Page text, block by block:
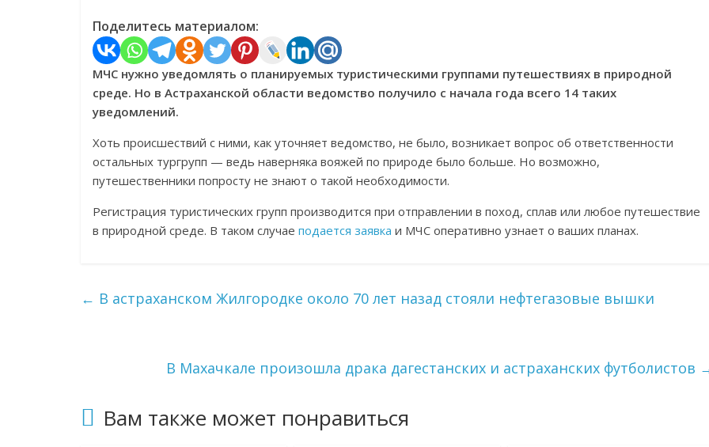
Поделитесь материалом:
МЧС нужно уведомлять о планируемых туристическими группами путешествиях в природной
среде. Но в Астраханской области ведомство получило с начала года всего 14 таких
уведомлений.
Хоть происшествий с ними, как уточняет ведомство, не было, возникает вопрос об ответственности
остальных тургрупп — ведь наверняка вояжей по природе было больше. Но возможно,
путешественники попросту не знают о такой необходимости.
Регистрация туристических групп производится при отправлении в поход, сплав или любое путешествие
в природной среде. В таком случае подается заявка и МЧС оперативно узнает о ваших планах.
← В астраханском Жилгородке около 70 лет назад стояли нефтегазовые вышки
В Махачкале произошла драка дагестанских и астраханских футболистов
Вам также может понравиться